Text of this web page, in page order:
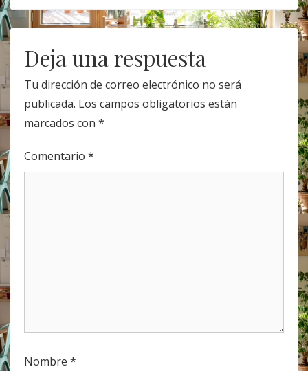
Post
navigation
Deja una respuesta
Tu dirección de correo electrónico no será
publicada. Los campos obligatorios están
marcados con *
Comentario *
Nombre *